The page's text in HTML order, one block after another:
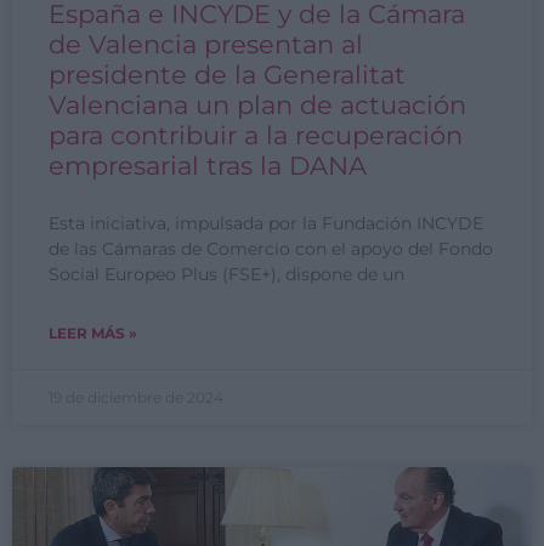
España e INCYDE y de la Cámara
de Valencia presentan al
presidente de la Generalitat
Valenciana un plan de actuación
para contribuir a la recuperación
empresarial tras la DANA
Esta iniciativa, impulsada por la Fundación INCYDE
de las Cámaras de Comercio con el apoyo del Fondo
Social Europeo Plus (FSE+), dispone de un
LEER MÁS »